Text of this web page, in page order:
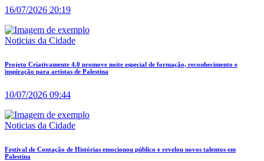
16/07/2026 20:19
Noticias da Cidade
Projeto Criativamente 4.0 promove noite especial de formação, reconhecimento e
inspiração para artistas de Palestina
10/07/2026 09:44
Noticias da Cidade
Festival de Contação de Histórias emocionou público e revelou novos talentos em
Palestina